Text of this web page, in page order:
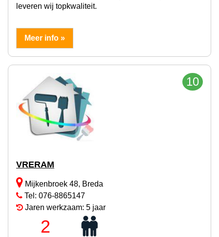
leveren wij topkwaliteit.
Meer info »
10
VRERAM
Mijkenbroek 48, Breda
Tel: 076-8865147
Jaren werkzaam: 5 jaar
2